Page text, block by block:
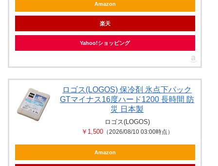
Amazon
楽天
Yahoo!ショッピング
ロゴス(LOGOS) 保冷剤 氷点下パック
GTマイナス16度ハード1200 長時間 防
災 日本製
ロゴス(LOGOS)
￥1,500（2026/08/10 03:00時点）
Amazon